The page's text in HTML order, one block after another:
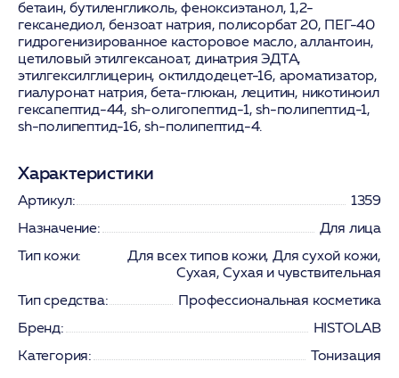
бетаин, бутиленгликоль, феноксиэтанол, 1,2-
гексанедиол, бензоат натрия, полисорбат 20, ПЕГ-40
гидрогенизированное касторовое масло, аллантоин,
цетиловый этилгексаноат, динатрия ЭДТА,
этилгексилглицерин, октилдодецет-16, ароматизатор,
гиалуронат натрия, бета-глюкан, лецитин, никотиноил
гексапептид-44, sh-олигопептид-1, sh-полипептид-1,
sh-полипептид-16, sh-полипептид-4.
Характеристики
Артикул:
1359
Назначение:
Для лица
Тип кожи:
Для всех типов кожи, Для сухой кожи,
Сухая, Сухая и чувствительная
Тип средства:
Профессиональная косметика
Бренд:
HISTOLAB
Категория:
Тонизация